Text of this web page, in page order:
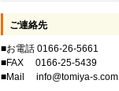
ご連絡先
■お電話 0166-26-5661
■FAX 0166-25-5439
■Mail info@tomiya-s.com